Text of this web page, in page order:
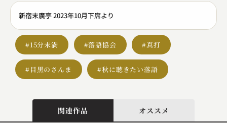
新宿末廣亭 2023年10月下席より
#15分未満 #落語協会 #真打
#目黒のさんま #秋に聴きたい落語
関連作品 オススメ